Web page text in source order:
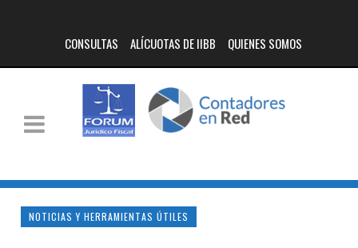
CONSULTAS ALÍCUOTAS DE IIBB QUIENES SOMOS
NOTICIAS Y HERRAMIENTAS ÚTILES